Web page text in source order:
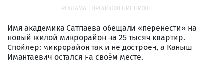
Имя академика Сатпаева обещали «перенести» на
новый жилой микрорайон на 25 тысяч квартир.
Спойлер: микрорайон так и не достроен, а Каныш
Имантаевич остался на своём месте.